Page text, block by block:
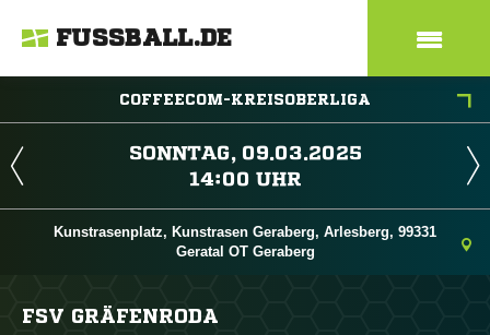
FUSSBALL.DE
COFFEECOM-KREISOBERLIGA
 
 
Kunstrasenplatz, Kunstrasen Geraberg, Arlesberg, 99331
Geratal OT Geraberg
FSV GRÄFENRODA